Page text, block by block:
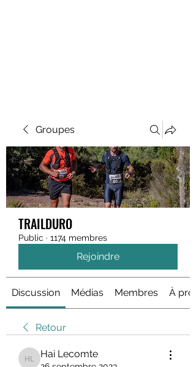
Groupes
TRAILDURO
Public · 1174 membres
Rejoindre
Discussion Médias Membres À
Retour
Hai Lecomte
Hai Lecomte